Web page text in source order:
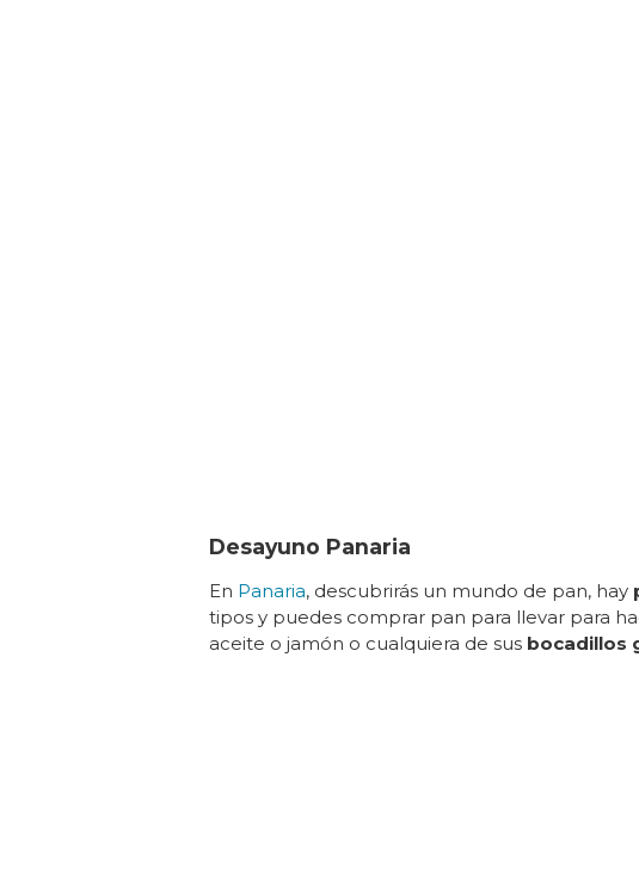
Desayuno Panaria
En Panaria, descubrirás un mundo de pan, hay
tipos y puedes comprar pan para llevar para
aceite o jamón o cualquiera de sus bocadillos